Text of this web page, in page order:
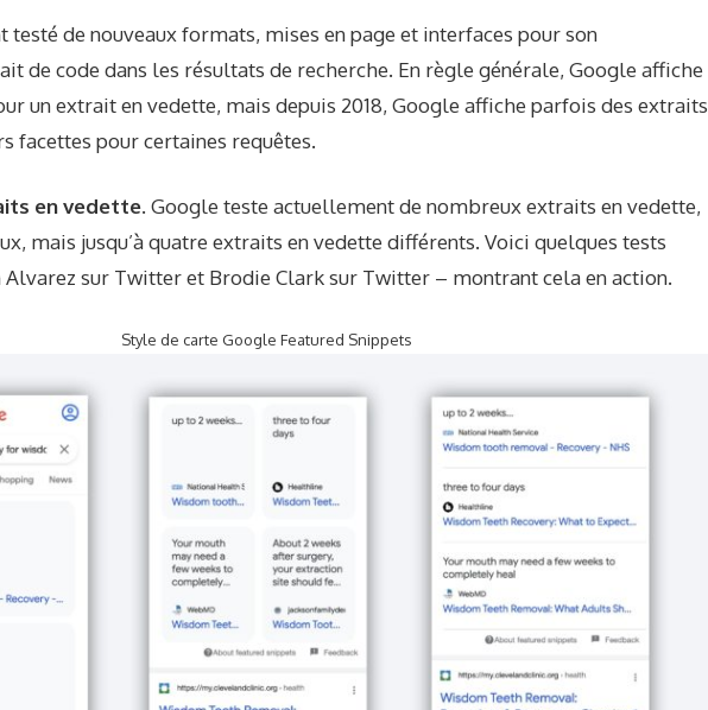
testé de nouveaux formats, mises en page et interfaces pour son
de code dans les résultats de recherche. En règle générale, Google affiche
un extrait en vedette, mais depuis 2018, Google affiche parfois des extraits
facettes pour certaines requêtes.
en vedette. Google teste actuellement de nombreux extraits en vedette,
mais jusqu’à quatre extraits en vedette différents. Voici quelques tests
sur Twitteret Brodie Clark sur Twitter – montrant cela en action.
Style de carte Google Featured Snippets